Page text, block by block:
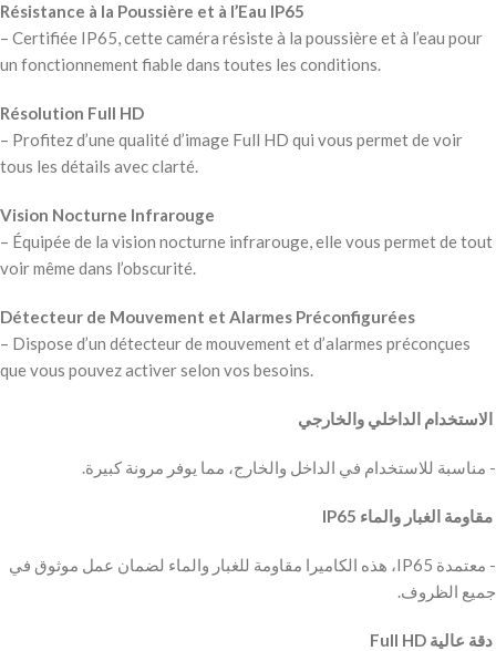
Résistance à la Poussière et à l’Eau IP65
– Certifiée IP65, cette caméra résiste à la poussière et à l’eau pour
un fonctionnement fiable dans toutes les conditions.
Résolution Full HD
– Profitez d’une qualité d’image Full HD qui vous permet de voir
tous les détails avec clarté.
Vision Nocturne Infrarouge
– Équipée de la vision nocturne infrarouge, elle vous permet de tout
voir même dans l’obscurité.
Détecteur de Mouvement et Alarmes Préconfigurées
– Dispose d’un détecteur de mouvement et d’alarmes préconçues
que vous pouvez activer selon vos besoins.
‫ الاستخدام الداخلي والخارجي
‫- مناسبة للاستخدام في الداخل والخارج، مما يوفر مرونة كبيرة.
‫ مقاومة الغبار والماء IP65
‫- معتمدة IP65، هذه الكاميرا مقاومة للغبار والماء لضمان عمل موثوق في
جميع الظروف.
‫ دقة عالية Full HD